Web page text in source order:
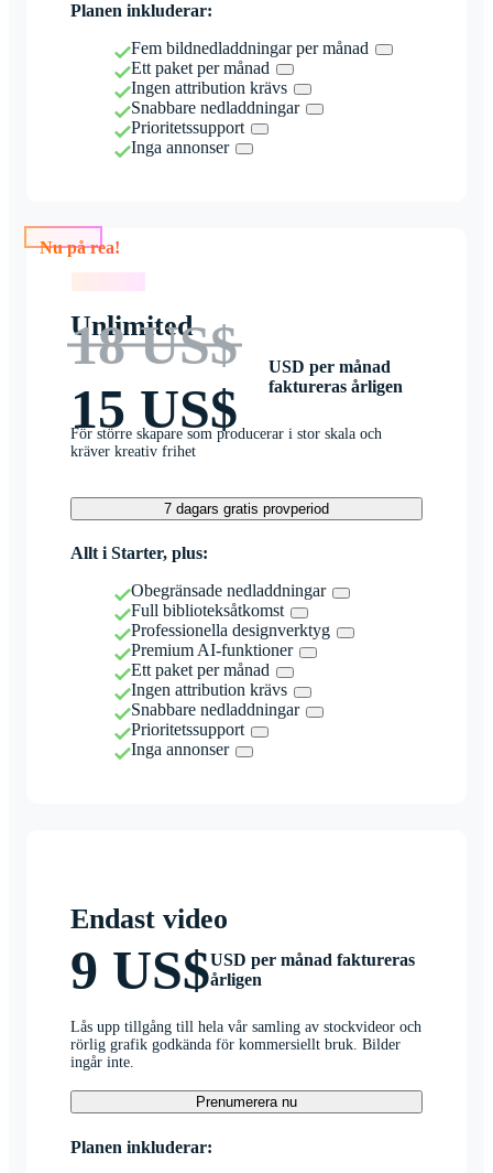
Planen inkluderar:
Fem bildnedladdningar per månad
Ett paket per månad
Ingen attribution krävs
Snabbare nedladdningar
Prioritetssupport
Inga annonser
Nu på rea!
Unlimited
18 US$
15 US$
USD per månad
faktureras årligen
För större skapare som producerar i stor skala och
kräver kreativ frihet
7 dagars gratis provperiod
Allt i Starter, plus:
Obegränsade nedladdningar
Full biblioteksåtkomst
Professionella designverktyg
Premium AI-funktioner
Ett paket per månad
Ingen attribution krävs
Snabbare nedladdningar
Prioritetssupport
Inga annonser
Endast video
9 US$USD per månad faktureras
årligen
Lås upp tillgång till hela vår samling av stockvideor och
rörlig grafik godkända för kommersiellt bruk. Bilder
ingår inte.
Prenumerera nu
Planen inkluderar: